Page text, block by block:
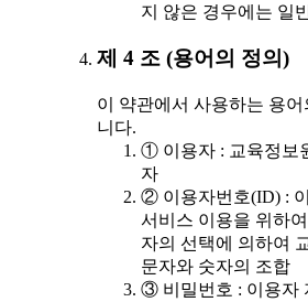
지 않은 경우에는 일
제 4 조 (용어의 정의)
이 약관에서 사용하는 용
니다.
① 이용자 : 교육정보
자
② 이용자번호(ID) :
서비스 이용을 위하
자의 선택에 의하여
문자와 숫자의 조합
③ 비밀번호 : 이용자